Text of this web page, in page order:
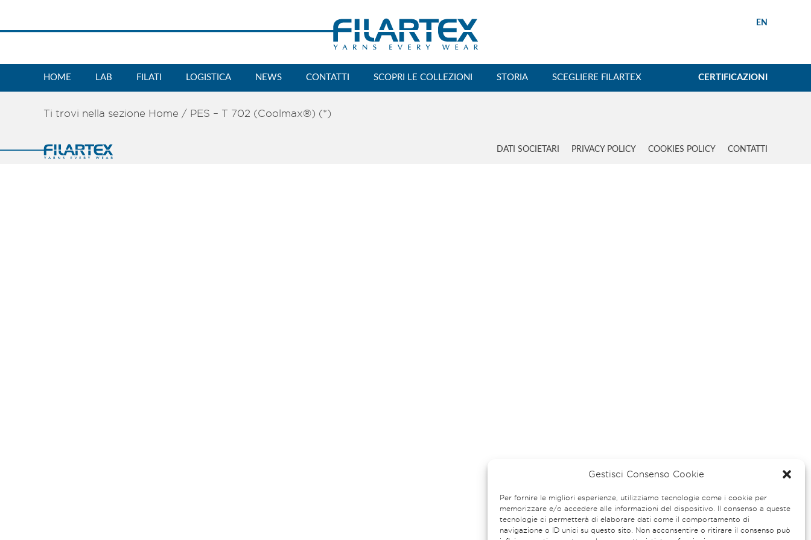
Gestisci Consenso Cookie
Per fornire le migliori esperienze, utilizziamo tecnologie come i cookie per
memorizzare e/o accedere alle informazioni del dispositivo. Il consenso a queste
tecnologie ci permetterà di elaborare dati come il comportamento di
navigazione o ID unici su questo sito. Non acconsentire o ritirare il consenso può
EN
HOME LAB FILATI LOGISTICA NEWS CONTATTI SCOPRI LE COLLEZIONI STORIA SCEGLIERE FILARTEX CERTIFICAZIONI
Ti trovi nella sezione Home / PES – T 702 (Coolmax®) (*)
DATI SOCIETARI PRIVACY POLICY COOKIES POLICY CONTATTI